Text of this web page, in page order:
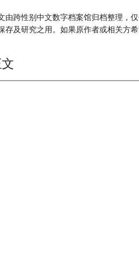
由跨性别中文数字档案馆归档整理，
存及研究之用。如果原作者或相关方